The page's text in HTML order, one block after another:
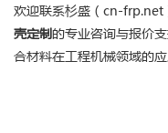
欢迎联系杉盛（cn-frp.net
壳定制的专业咨询与报价
合材料在工程机械领域的应